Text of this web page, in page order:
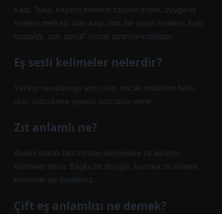
Kalp, “kalp, hayatın merkezi sayılan organ, duygu ve
hislerin merkezi olan kalp, orta, bir şeyin merkezi, kalp
hastalığı, aşk, gönül” olarak tanımlanmaktadır.
Eş sesli kelimeler nelerdir?
Yazılışı ve okunuşu aynı olan, ancak anlamları farklı
olan sözcüklere eşsesli sözcükler denir.
Zıt anlamlı ne?
Anlam olarak tam zıt olan kelimelere zıt anlamlı
kelimeler denir. Başka bir deyişle, bunlara zıt anlamlı
kelimeler de diyebiliriz.
Çift eş anlamlısı ne demek?